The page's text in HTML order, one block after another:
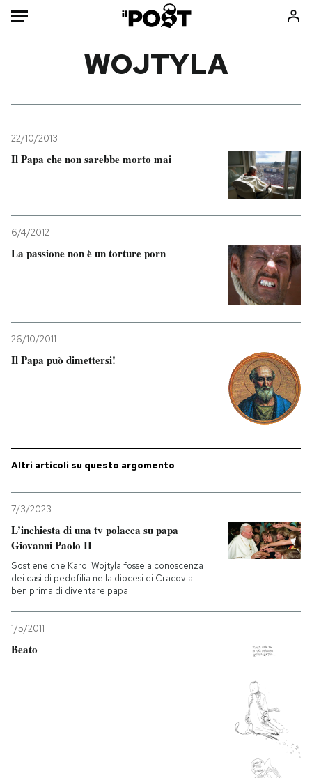
Mondo
Politica
Scienza
Cultura
Economia
Ok Boomer!
Media
Mondiali calcio 2026
PODCAST
CALENDARIO
AREA PERSONALE
WOJTYLA
22/10/2013
Il Papa che non sarebbe morto mai
6/4/2012
La passione non è un torture porn
26/10/2011
Il Papa può dimettersi!
Altri articoli su questo argomento
7/3/2023
L’inchiesta di una tv polacca su papa
Giovanni Paolo II
Sostiene che Karol Wojtyla fosse a conoscenza
dei casi di pedofilia nella diocesi di Cracovia
ben prima di diventare papa
1/5/2011
Beato